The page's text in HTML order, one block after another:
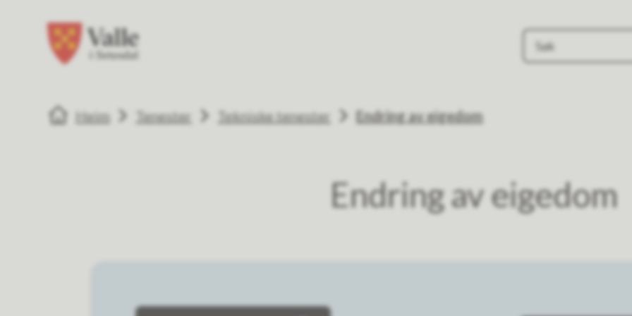
Valle kommune
Du er her:Heim Tenester Tekniske tenester Endring av eigedom
Endring av eigedom